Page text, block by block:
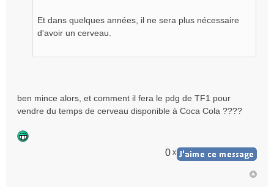
Et dans quelques années, il ne sera plus nécessaire
d'avoir un cerveau.
ben mince alors, et comment il fera le pdg de TF1 pour
vendre du temps de cerveau disponible à Coca Cola ????
0 x